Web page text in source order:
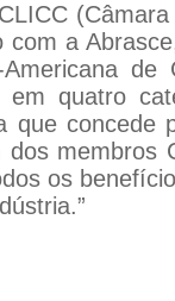
a
de
quatro
que
membros
os